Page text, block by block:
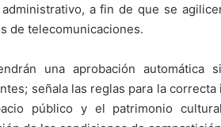
a fin de que se
de telecomunicaciones.
una aprobación
señala las reglas para la
público y el patrimonio